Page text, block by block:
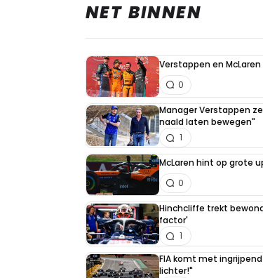
NET BINNEN
Verstappen en
0
Manager Verstappen
naald laten bewegen"
1
McLaren hint op grote
0
Hinchcliffe trekt
factor'
1
FIA komt met
lichter!"